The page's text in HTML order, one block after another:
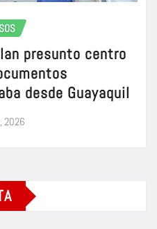
presunto centro
desde Guayaquil
2026